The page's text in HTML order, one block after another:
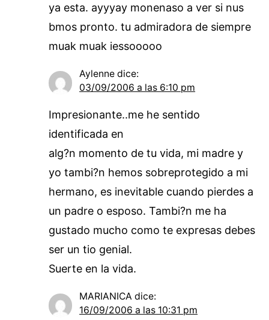
ya esta. ayyyay monenaso a ver si nus
bmos pronto. tu admiradora de siempre
muak muak iessooooo
Aylenne dice:
03/09/2006 a las 6:10 pm
Impresionante..me he sentido
identificada en
alg?n momento de tu vida, mi madre y
yo tambi?n hemos sobreprotegido a mi
hermano, es inevitable cuando pierdes a
un padre o esposo. Tambi?n me ha
gustado mucho como te expresas debes
ser un tio genial.
Suerte en la vida.
MARIANICA dice:
16/09/2006 a las 10:31 pm